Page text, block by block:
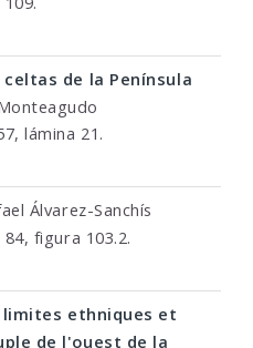
de la Península
lámina 21.
Álvarez-Sanchís
figura 103.2.
ethniques et
de l'ouest de la